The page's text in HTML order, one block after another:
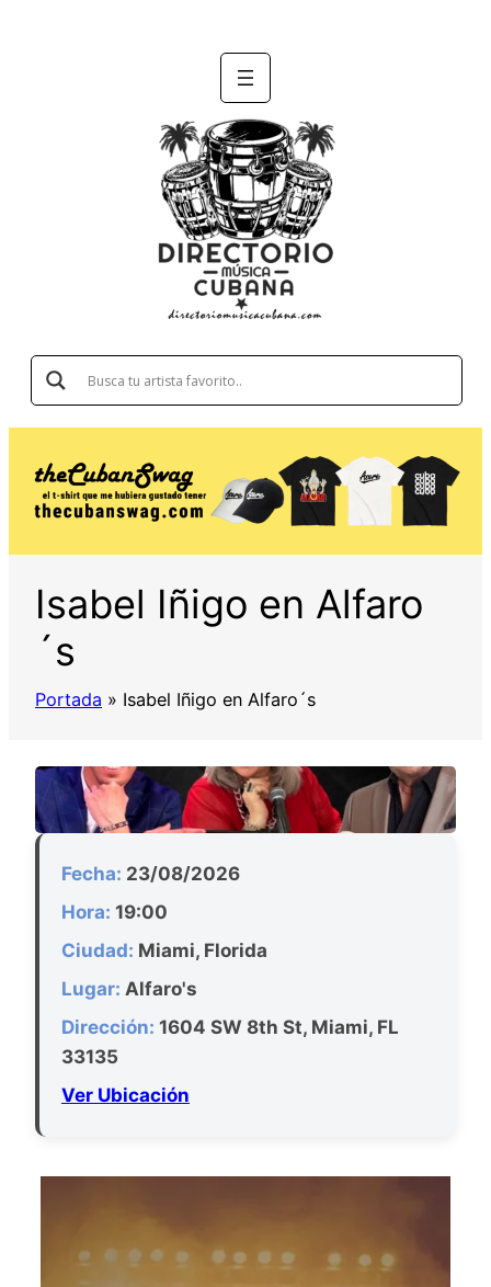
Isabel Iñigo en Alfaro
´s
Portada » Isabel Iñigo en Alfaro´s
Fecha: 23/08/2026
Hora: 19:00
Ciudad: Miami, Florida
Lugar: Alfaro's
Dirección: 1604 SW 8th St, Miami, FL
33135
Ver Ubicación